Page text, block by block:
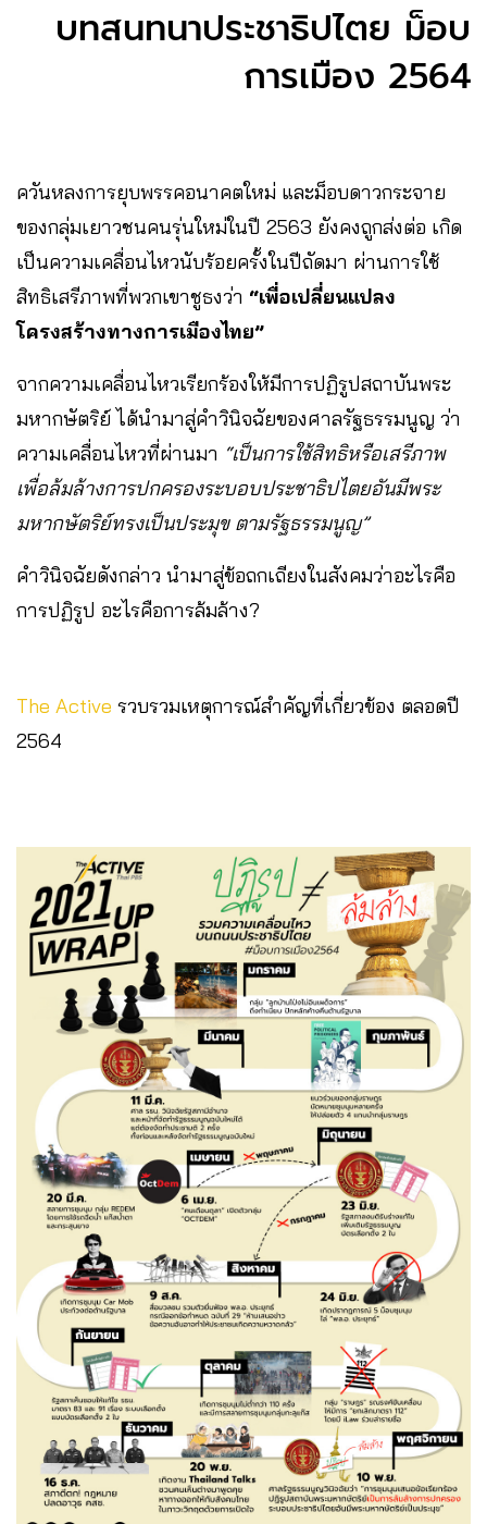
บทสนทนาประชาธิปไตย ม็อบ
การเมือง 2564
ควันหลงการยุบพรรคอนาคตใหม่ และม็อบดาวกระจาย
ของกลุ่มเยาวชนคนรุ่นใหม่ในปี 2563 ยังคงถูกส่งต่อ เกิด
เป็นความเคลื่อนไหวนับร้อยครั้งในปีถัดมา ผ่านการใช้
สิทธิเสรีภาพที่พวกเขาชูธงว่า “เพื่อเปลี่ยนแปลง
โครงสร้างทางการเมืองไทย”
จากความเคลื่อนไหวเรียกร้องให้มีการปฏิรูปสถาบันพระ
มหากษัตริย์ ได้นำมาสู่คำวินิจฉัยของศาลรัฐธรรมนูญ ว่า
ความเคลื่อนไหวที่ผ่านมา “เป็นการใช้สิทธิหรือเสรีภาพ
เพื่อล้มล้างการปกครองระบอบประชาธิปไตยอันมีพระ
มหากษัตริย์ทรงเป็นประมุข ตามรัฐธรรมนูญ”
คำวินิจฉัยดังกล่าว นำมาสู่ข้อถกเถียงในสังคมว่าอะไรคือ
การปฏิรูป อะไรคือการล้มล้าง?
The Active รวบรวมเหตุการณ์สำคัญที่เกี่ยวข้อง ตลอดปี
2564